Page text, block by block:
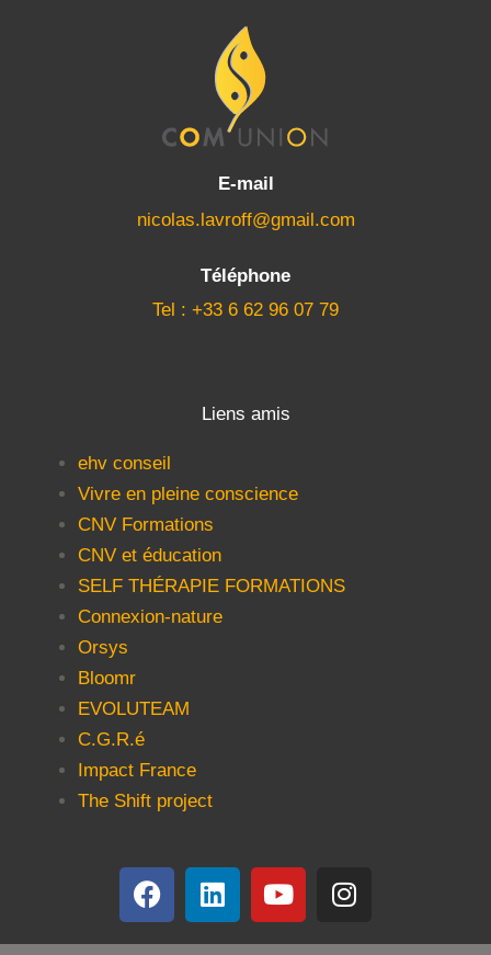
E-mail
nicolas.lavroff@gmail.com
Téléphone
Tel : +33 6 62 96 07 79
Liens amis
ehv conseil
Vivre en pleine conscience
CNV Formations
CNV et éducation
SELF THÉRAPIE FORMATIONS
Connexion-nature
Orsys
Bloomr
EVOLUTEAM
C.G.R.é
Impact France
The Shift project